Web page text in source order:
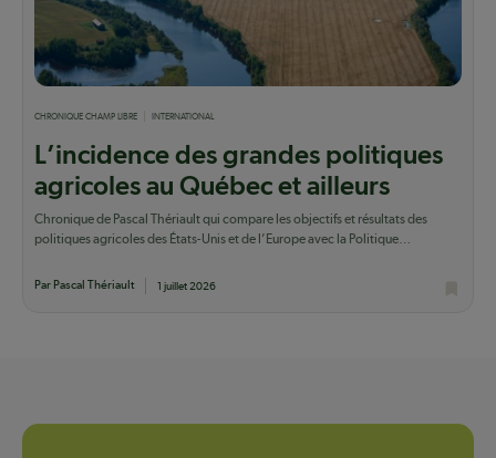
CHRONIQUE CHAMP LIBRE INTERNATIONAL
L’incidence des grandes politiques
agricoles au Québec et ailleurs
Chronique de Pascal Thériault qui compare les objectifs et résultats des
politiques agricoles des États-Unis et de l’Europe avec la Politique
Par Pascal Thériault 1 juillet 2026